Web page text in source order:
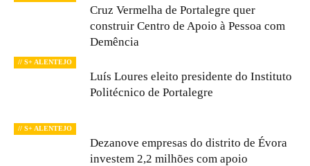
Cruz Vermelha de Portalegre quer
construir Centro de Apoio à Pessoa com
Demência
// S+ ALENTEJO
Luís Loures eleito presidente do Instituto
Politécnico de Portalegre
// S+ ALENTEJO
Dezanove empresas do distrito de Évora
investem 2,2 milhões com apoio